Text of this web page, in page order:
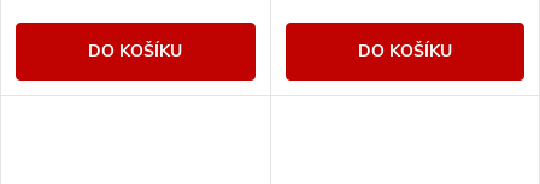
DO KOŠÍKU DO KOŠÍKU